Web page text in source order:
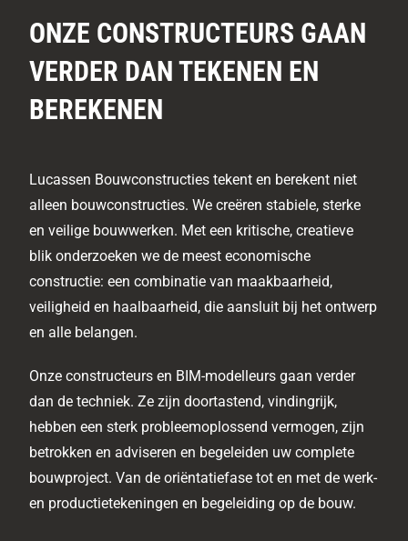
ONZE CONSTRUCTEURS GAAN
VERDER DAN TEKENEN EN
BEREKENEN
Lucassen Bouwconstructies tekent en berekent niet
alleen bouwconstructies. We creëren stabiele, sterke
en veilige bouwwerken. Met een kritische, creatieve
blik onderzoeken we de meest economische
constructie: een combinatie van maakbaarheid,
veiligheid en haalbaarheid, die aansluit bij het ontwerp
en alle belangen.
Onze constructeurs en BIM-modelleurs gaan verder
dan de techniek. Ze zijn doortastend, vindingrijk,
hebben een sterk probleemoplossend vermogen, zijn
betrokken en adviseren en begeleiden uw complete
bouwproject. Van de oriëntatiefase tot en met de werk-
en productietekeningen en begeleiding op de bouw.